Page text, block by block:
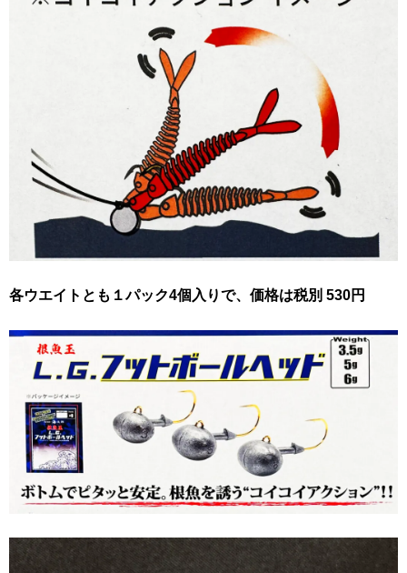
各ウエイトとも１パック4個入りで、価格は税別 530円